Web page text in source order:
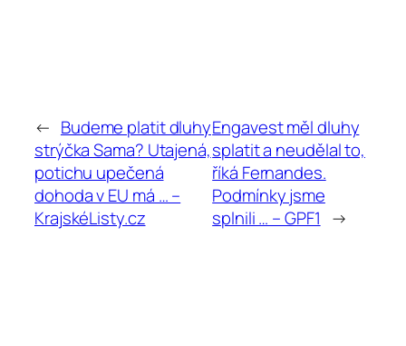
← Budeme platit dluhy
strýčka Sama? Utajená,
potichu upečená
dohoda v EU má … –
KrajskéListy.cz
Engavest měl dluhy
splatit a neudělal to,
říká Fernandes.
Podmínky jsme
splnili … – GPF1 →